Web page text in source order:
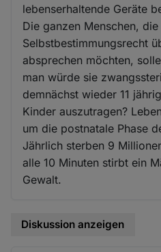
lebenserhaltende Geräte
Die ganzen Menschen,
Selbstbestimmungsrecht
absprechen möchten,
man würde sie
demnächst wieder 11
Kinder auszutragen?
um die postnatale Phase
Jährlich sterben 9
alle 10 Minuten stirbt ein
Gewalt.
Diskussion anzeigen